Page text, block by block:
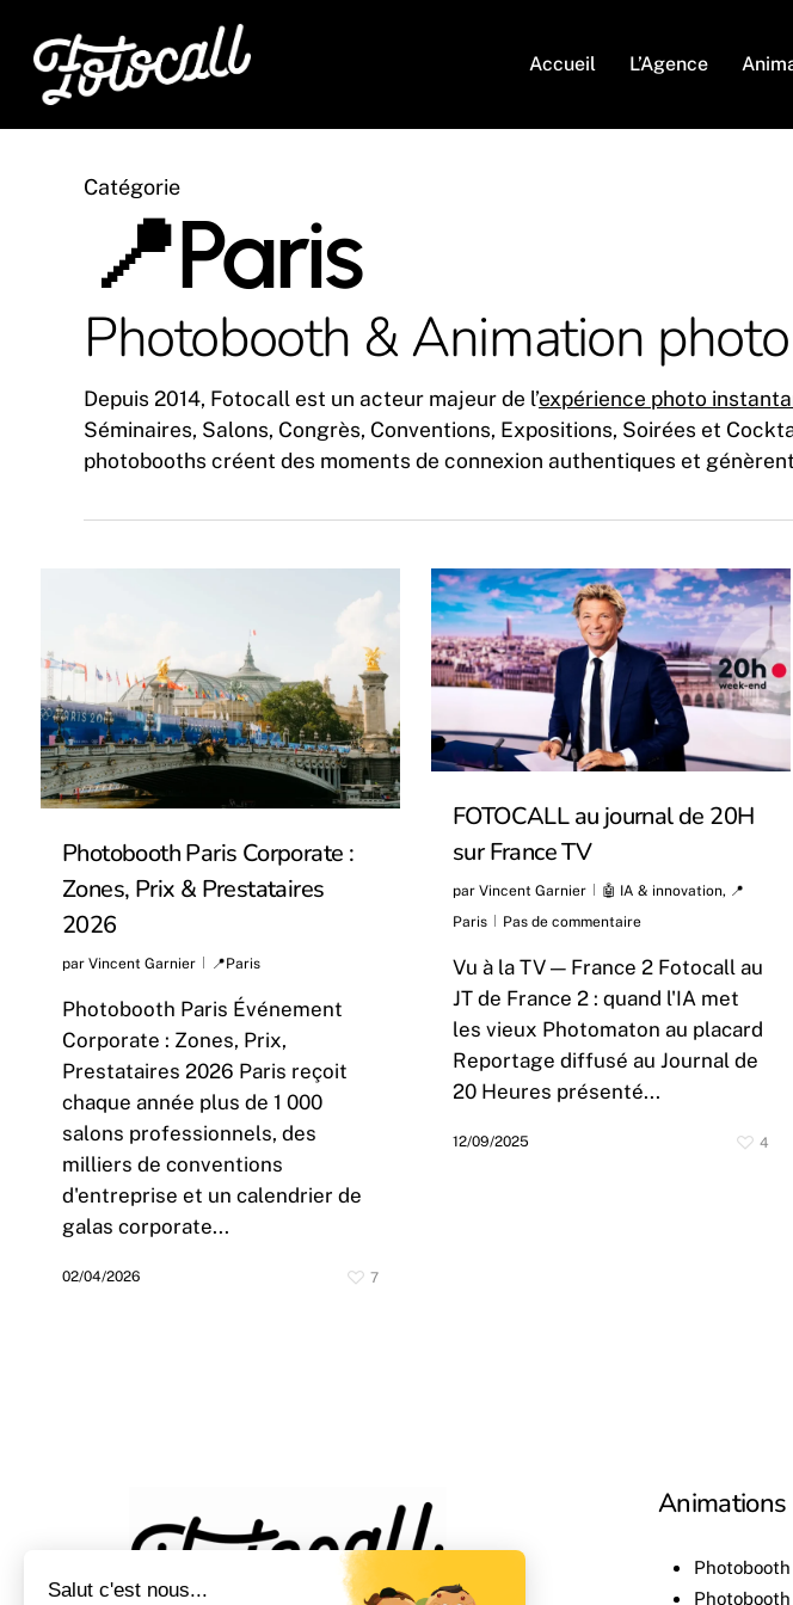
main
content
Accueil L’Agence
Catégorie
📍Paris
Photobooth & Animation
Depuis 2014, Fotocall est un acteur majeur de l’expérience photo
Séminaires, Salons, Congrès, Conventions, Expositions, Soirées et
photobooths créent des moments de connexion authentiques et
Photobooth Paris Corporate :
Zones, Prix & Prestataires
2026
par Vincent Garnier 📍Paris
Photobooth Paris Événement
Corporate : Zones, Prix,
Prestataires 2026 Paris reçoit
chaque année plus de 1 000
salons professionnels, des
milliers de conventions
d'entreprise et un calendrier de
galas corporate...
02/04/2026 7
FOTOCALL au journal de 20H
sur France TV
par Vincent Garnier 🤖 IA & innovation, 📍
Paris
Pas de commentaire
Vu à la TV — France 2 Fotocall au
JT de France 2 : quand l'IA met
les vieux Photomaton au placard
Reportage diffusé au Journal de
20 Heures présenté...
12/09/2025 4
Animations